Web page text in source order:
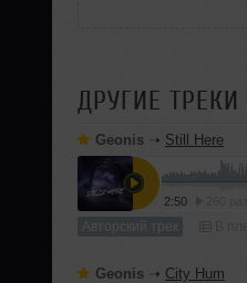
ДРУГИЕ ТРЕКИ
Geonis ➝ Still Here
2:50
Авторский трек
Geonis ➝ City Hum